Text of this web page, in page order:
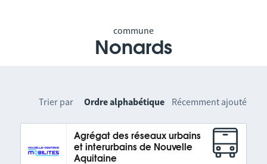
commune
Nonards
Trier par Ordre alphabétique Récemment ajouté
Agrégat des réseaux urbains
et interurbains de Nouvelle
Aquitaine